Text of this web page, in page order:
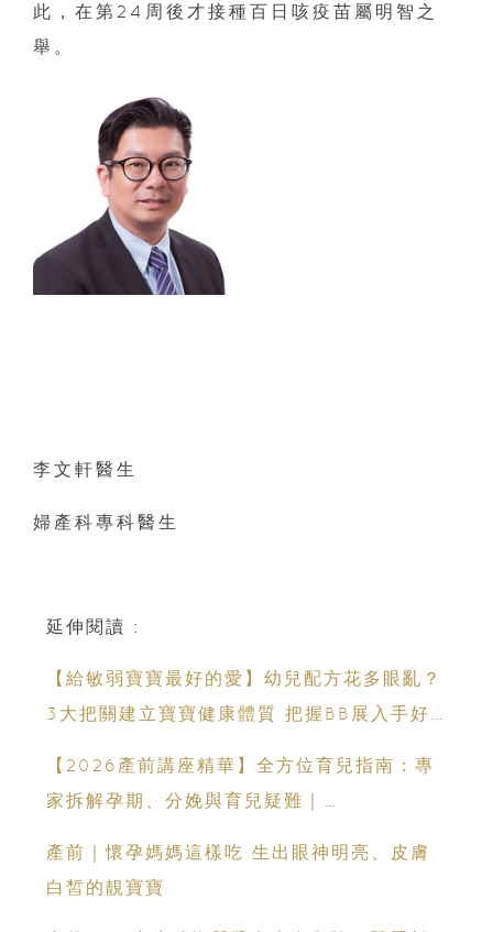
此，在第24周後才接種百日咳疫苗屬明智之
舉。
李文軒醫生
婦產科專科醫生
延伸閱讀 :
【給敏弱寶寶最好的愛】幼兒配方花多眼亂？
3大把關建立寶寶健康體質 把握BB展入手好
【2026產前講座精華】全方位育兒指南：專
家拆解孕期、分娩與育兒疑難｜
產前｜懷孕媽媽這樣吃 生出眼神明亮、皮膚
白皙的靚寶寶